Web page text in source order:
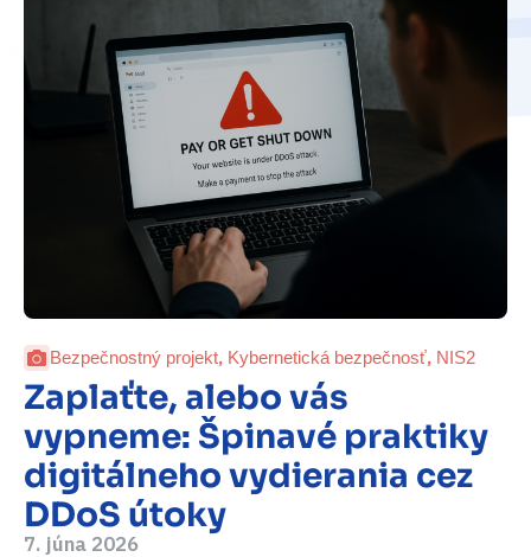
Bezpečnostný projekt, Kybernetická bezpečnosť, NIS2
Zaplaťte, alebo vás
vypneme: Špinavé praktiky
digitálneho vydierania cez
DDoS útoky
7. júna 2026